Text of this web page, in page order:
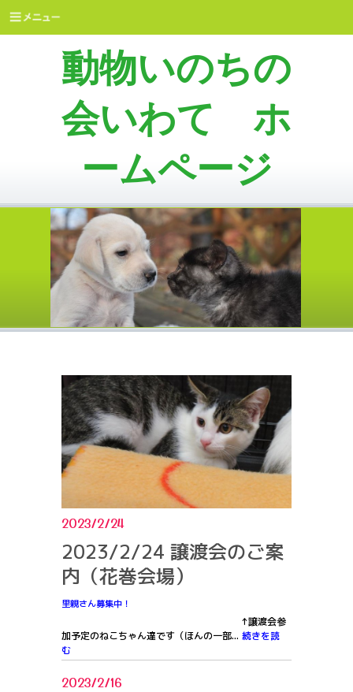
動物いのちの
会いわて ホ
ームページ
2023/2/24
2023/2/24 譲渡会のご案
内（花巻会場）
里親さん募集中！
↑譲渡会参
加予定のねこちゃん達です（ほんの一部... 続きを読
む
2023/2/16